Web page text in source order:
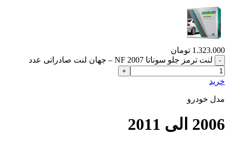
1.323.000 تومان
لنت ترمز جلو سوناتا 2007 NF – جهان لنت صادراتی عدد
خرید
مدل خودرو
2006 الی 2011